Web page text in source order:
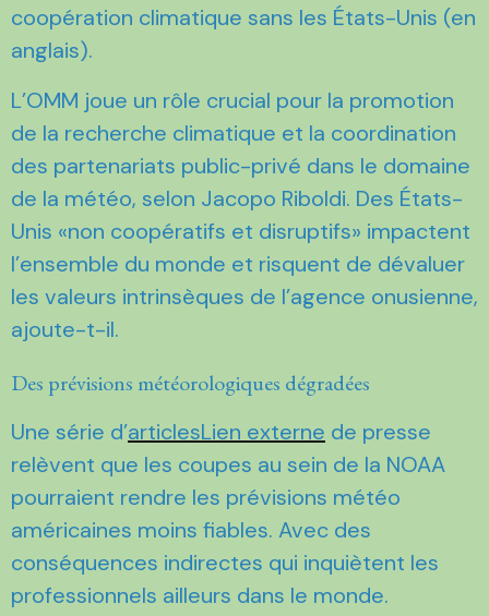
coopération climatique sans les États-Unis (en
anglais).
L’OMM joue un rôle crucial pour la promotion
de la recherche climatique et la coordination
des partenariats public-privé dans le domaine
de la météo, selon Jacopo Riboldi. Des États-
Unis «non coopératifs et disruptifs» impactent
l’ensemble du monde et risquent de dévaluer
les valeurs intrinsèques de l’agence onusienne,
ajoute-t-il.
Des prévisions météorologiques dégradées
Une série d’articlesLien externe de presse
relèvent que les coupes au sein de la NOAA
pourraient rendre les prévisions météo
américaines moins fiables. Avec des
conséquences indirectes qui inquiètent les
professionnels ailleurs dans le monde.